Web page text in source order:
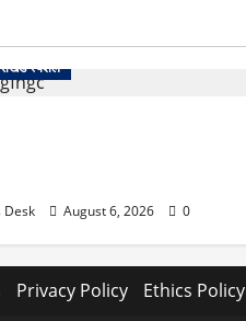
स्पेशल
Desk August 6, 2026 0
Privacy Policy Ethics Policy